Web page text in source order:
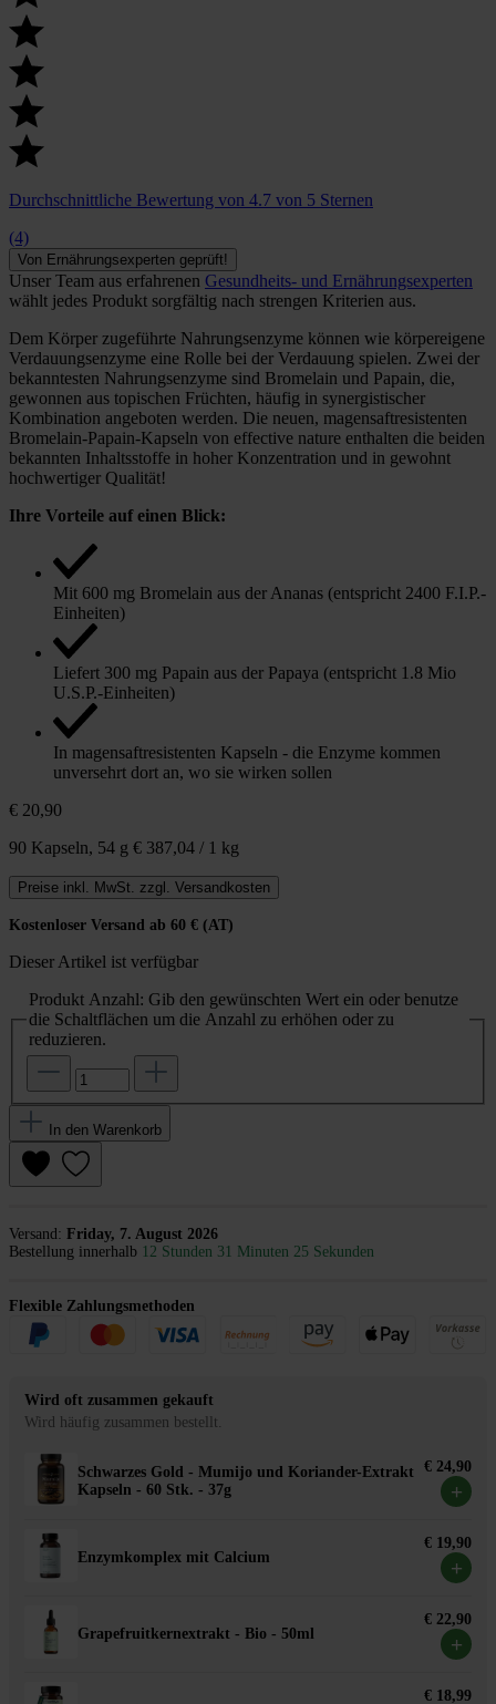
Durchschnittliche Bewertung von 4.7 von 5 Sternen
(4)
Von Ernährungsexperten geprüft!
Unser Team aus erfahrenen Gesundheits- und Ernährungsexperten
wählt jedes Produkt sorgfältig nach strengen Kriterien aus.
Dem Körper zugeführte Nahrungsenzyme können wie körpereigene
Verdauungsenzyme eine Rolle bei der Verdauung spielen. Zwei der
bekanntesten Nahrungsenzyme sind Bromelain und Papain, die,
gewonnen aus topischen Früchten, häufig in synergistischer
Kombination angeboten werden. Die neuen, magensaftresistenten
Bromelain-Papain-Kapseln von effective nature enthalten die beiden
bekannten Inhaltsstoffe in hoher Konzentration und in gewohnt
hochwertiger Qualität!
Ihre Vorteile auf einen Blick:
Mit 600 mg Bromelain aus der Ananas (entspricht 2400 F.I.P.-
Einheiten)
Liefert 300 mg Papain aus der Papaya (entspricht 1.8 Mio
U.S.P.-Einheiten)
In magensaftresistenten Kapseln - die Enzyme kommen
unversehrt dort an, wo sie wirken sollen
€ 20,90
90 Kapseln, 54 g € 387,04 / 1 kg
Preise inkl. MwSt. zzgl. Versandkosten
Kostenloser Versand ab 60 € (AT)
Dieser Artikel ist verfügbar
Produkt Anzahl: Gib den gewünschten Wert ein oder benutze
die Schaltflächen um die Anzahl zu erhöhen oder zu
reduzieren.
In den Warenkorb
Versand: Friday, 7. August 2026
Bestellung innerhalb 12 Stunden 31 Minuten 25 Sekunden
Flexible Zahlungsmethoden
Wird oft zusammen gekauft
Wird häufig zusammen bestellt.
Schwarzes Gold - Mumijo und Koriander-Extrakt
Kapseln - 60 Stk. - 37g
€ 24,90
+
Enzymkomplex mit Calcium
€ 19,90
+
Grapefruitkernextrakt - Bio - 50ml
€ 22,90
+
€ 18,99